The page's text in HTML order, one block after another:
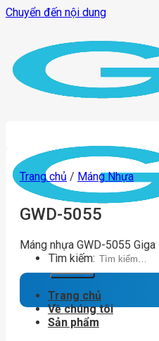
Chuyển đến nội dung
Tìm kiếm:
Trang chủ
Về chúng tôi
Sản phẩm
Trang chủ / Máng Nhựa
GWD-5055
Máng nhựa GWD-5055